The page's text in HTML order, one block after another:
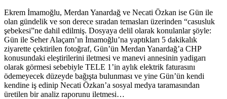
Ekrem İmamoğlu, Merdan Yanardağ ve Necati Özkan ise Gün ile
olan gündelik ve son derece sıradan temasları üzerinden “casusluk
şebekesi”ne dahil edilmiş. Dosyaya delil olarak konulanlar şöyle:
Gün ile Seher Alaçam’ın İmamoğlu’na yaptıkları 5 dakikalık
ziyarette çektirilen fotoğraf, Gün’ün Merdan Yanardağ’a CHP
konusundaki eleştirilerini iletmesi ve manevi annesinin yadigarı
olarak görmesi sebebiyle TELE 1’in aylık elektrik faturasını
ödemeyecek düzeyde bağışta bulunması ve yine Gün’ün kendi
kendine iş edinip Necati Özkan’a sosyal medya taramasından
üretilen bir analiz raporunu iletmesi…